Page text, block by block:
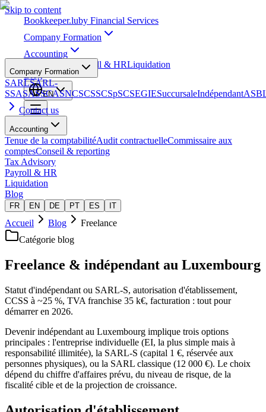
Skip to content
Bookkeeper.luby Financial Services
Company Formation
Accounting
Payroll & HRLiquidation
Blog
EN
Company Formation
SARLSARL-
SSASASSCASNCSCSSCSpSCSEGIESuccursaleIndépendant
Contact us
Accounting
Tenue de la comptabilitéAudit contractuelleCommissaire aux
comptesConseil & reporting
Tax Advisory
Payroll & HR
Liquidation
Blog
FR EN DE PT ES IT
Accueil Blog
Freelance
Catégorie blog
Freelance & indépendant au Luxembourg
Statut d'indépendant ou SARL-S, autorisation d'établissement,
CCSS à ~25 %, TVA franchise 35 k€, facturation : tout pour
démarrer en 2026.
Devenir indépendant au Luxembourg implique trois options
principales : l'entreprise individuelle (EI, la plus simple mais à
responsabilité illimitée), la SARL-S (capital 1 €, réservée aux
personnes physiques), ou la SARL classique (12 000 €). Le choix
dépend du chiffre d'affaires prévu, du niveau de risque, de la
fiscalité cible et de la projection de croissance.